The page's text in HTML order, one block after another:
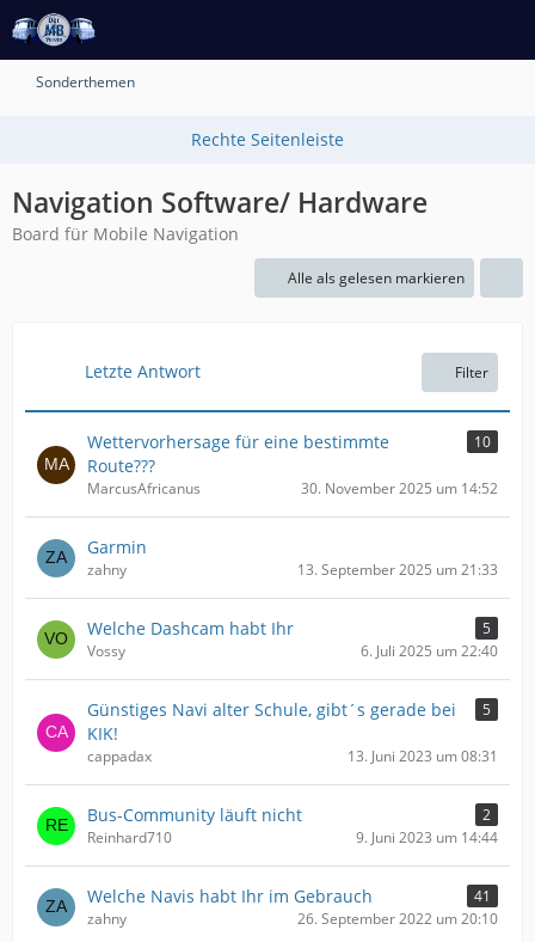
Sonderthemen
Navigation Software/ Hardware
Board für Mobile Navigation
Alle als gelesen markieren
Letzte Antwort Filter
Wettervorhersage für eine bestimmte
Route???
10
MarcusAfricanus 30. November 2025 um 14:52
Garmin
zahny 13. September 2025 um 21:33
Welche Dashcam habt Ihr
5
Vossy
6. Juli 2025 um 22:40
Günstiges Navi alter Schule, gibt´s gerade bei
KIK!
5
cappadax 13. Juni 2023 um 08:31
Bus-Community läuft nicht
2
Reinhard710
9. Juni 2023 um 14:44
Welche Navis habt Ihr im Gebrauch
41
zahny
26. September 2022 um 20:10